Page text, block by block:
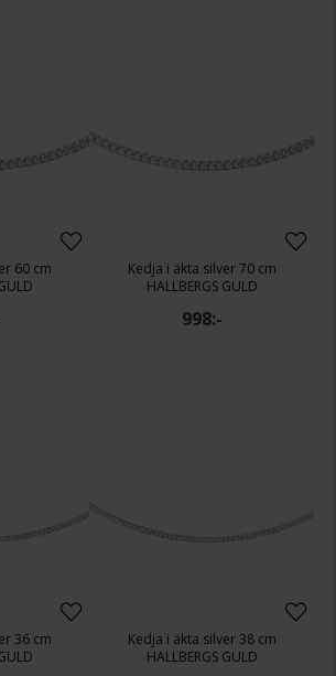
60 cm
Kedja i äkta silver 70 cm
HALLBERGS GULD
998:-
36 cm
Kedja i äkta silver 38 cm
HALLBERGS GULD